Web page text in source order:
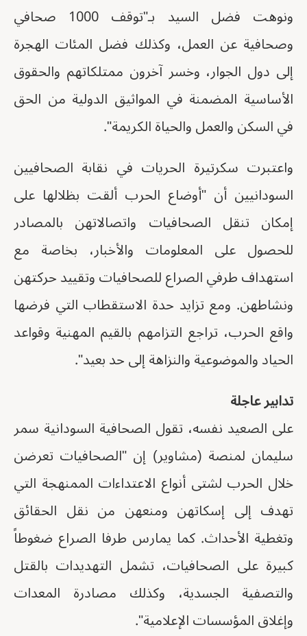
ونوهت فضل السيد بـ"توقف 1000 صحافي
وصحافية عن العمل، وكذلك فضل المئات الهجرة
إلى دول الجوار، وخسر آخرون ممتلكاتهم والحقوق
الأساسية المضمنة في المواثيق الدولية من الحق
في السكن والعمل والحياة الكريمة".
واعتبرت سكرتيرة الحريات في نقابة الصحافيين
السودانيين أن "أوضاع الحرب ألقت بظلالها على
إمكان تنقل الصحافيات واتصالاتهن بالمصادر
للحصول على المعلومات والأخبار، بخاصة مع
استهداف طرفي الصراع للصحافيات وتقييد حركتهن
ونشاطهن. ومع تزايد حدة الاستقطاب التي فرضها
واقع الحرب، تراجع التزامهم بالقيم المهنية وقواعد
الحياد والموضوعية والنزاهة إلى حد بعيد".
تدابير عاجلة
على الصعيد نفسه، تقول الصحافية السودانية سمر
سليمان لمنصة (مشاوير) إن "الصحافيات تعرضن
خلال الحرب لشتى أنواع الاعتداءات الممنهجة التي
تهدف إلى إسكاتهن ومنعهن من نقل الحقائق
وتغطية الأحداث. كما يمارس طرفا الصراع ضغوطاً
كبيرة على الصحافيات، تشمل التهديدات بالقتل
والتصفية الجسدية، وكذلك مصادرة المعدات
وإغلاق المؤسسات الإعلامية".